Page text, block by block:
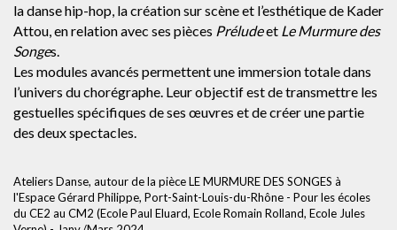
la danse hip-hop, la création sur scène et l’esthétique de Kader
Attou, en relation avec ses pièces Préludeet Le Murmure des
Songes.
Les modules avancés permettent une immersion totale dans
l’univers du chorégraphe. Leur objectif est de transmettre les
gestuelles spécifiques de ses œuvres et de créer une partie
des deux spectacles.
Ateliers Danse, autour de la pièce LE MURMURE DES SONGES à
l'Espace Gérard Philippe, Port-Saint-Louis-du-Rhône - Pour les écoles
du CE2 au CM2 (Ecole Paul Eluard, Ecole Romain Rolland, Ecole Jules